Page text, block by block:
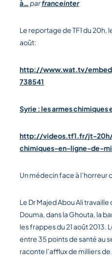
à…parfranceinter
Le reportage de TF1 du 20h,
août:
http://www.wat.tv/
738541
Syrie : les armes chimiques
http://videos.tf1.fr/jt-
chimiques-en-ligne-de-
Un médecin face à l’horreur
Le Dr Majed Abou Ali
Douma, dans la Ghouta, la
les frappes du 21 août 2013.
entre 35 points de santé au
raconte l’afflux de milliers